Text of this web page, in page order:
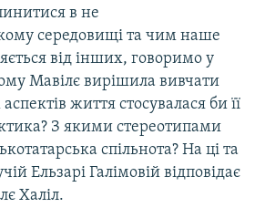
в не
середовищі та чим наше
від інших, говоримо у
Мавілє вирішила вивчати
життя стосувалася би її
З якими стереотипами
спільнота? На ці та
Ельзарі Галімовій відповідає
Халіл.